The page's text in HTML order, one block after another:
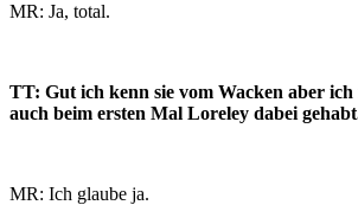
MR: Ja, total.
TT: Gut ich kenn sie vom Wacken aber
auch beim ersten Mal Loreley dabei
MR: Ich glaube ja.